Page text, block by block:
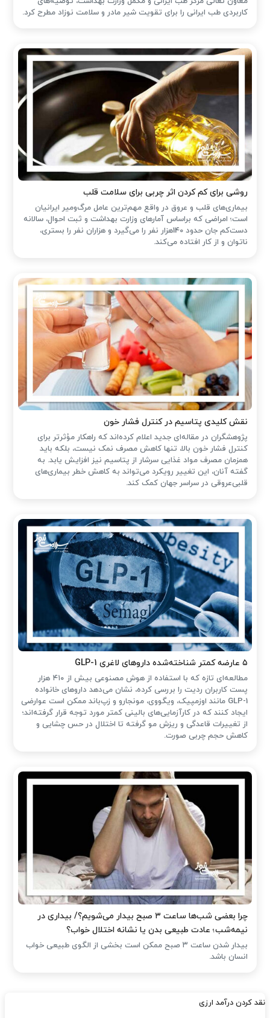
کاربردی طب ایرانی را برای تقویت شیر مادر و سلامت نوزاد مطرح کرد.
روشی برای کم کردن اثر چربی برای سلامت قلب
بیماری‌های قلب و عروق در واقع مهم‌ترین عامل مرگ‌ومیر ایرانیان
است؛ امراضی که براساس آمارهای وزارت بهداشت و ثبت احوال، سالانه
دست‌کم جان حدود 140هزار نفر را می‌گیرد و هزاران نفر را بستری،
ناتوان و از کار افتاده می‌کند.
نقش کلیدی پتاسیم در کنترل فشار خون
پژوهشگران در مقاله‌ای جدید اعلام کرده‌اند که راهکار مؤثرتر برای
کنترل فشار خون بالا، تنها کاهش مصرف نمک نیست، بلکه باید
همزمان مصرف مواد غذایی سرشار از پتاسیم نیز افزایش یابد. به
گفته آنان، این تغییر رویکرد می‌تواند به کاهش خطر بیماری‌های
قلبی‌عروقی در سراسر جهان کمک کند.
۵ عارضه کمتر شناخته‌شده داروهای لاغری GLP-1
مطالعه‌ای تازه که با استفاده از هوش مصنوعی بیش از ۴۱۰ هزار
پست کاربران ردیت را بررسی کرده، نشان می‌دهد داروهای خانواده
GLP-1 مانند اوزمپیک، ویگووی، مونجارو و زپ‌باند ممکن است عوارضی
ایجاد کنند که در کارآزمایی‌های بالینی کمتر مورد توجه قرار گرفته‌اند؛
از تغییرات قاعدگی و ریزش مو گرفته تا اختلال در حس چشایی و
کاهش حجم چربی صورت.
چرا بعضی شب‌ها ساعت ۳ صبح بیدار می‌شویم؟/ بیداری در
نیمه‌شب؛ عادت طبیعی بدن یا نشانه اختلال خواب؟
بیدار شدن ساعت ۳ صبح ممکن است بخشی از الگوی طبیعی خواب
انسان باشد.
نقد کردن درآمد ارزی